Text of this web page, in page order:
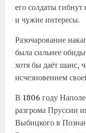
его солдаты
и чужие интересы.
Разочарование
была сильнее
хотя бы даёт шанс,
исчезновением
В 1806 году
разгрома Пруссии
Выбицкого в